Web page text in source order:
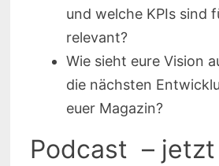
und welche KPIs sind
relevant?
Wie sieht eure Vision
die nächsten
euer Magazin?
Podcast – jetzt